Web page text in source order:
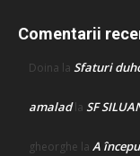
Comentarii
Doina la Sfaturi
amaladla SF
gheorghe la A